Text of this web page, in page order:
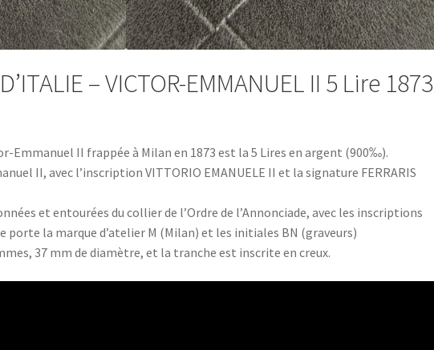
– VICTOR-EMMANUEL II 5 Lire 1873
Emmanuel II frappée à Milan en 1873 est la 5 Lires en argent (900‰).
II, avec l’inscription VITTORIO EMANUELE II et la signature FERRARIS
et entourées du collier de l’Ordre de l’Annonciade, avec les inscriptions
porte la marque d’atelier M (Milan) et les initiales BN (graveurs)
37 mm de diamètre, et la tranche est inscrite en creux.